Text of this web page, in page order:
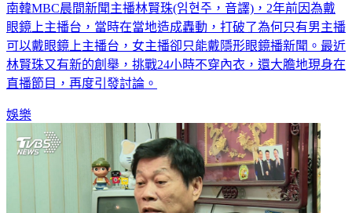
南韓MBC晨間新聞主播林賢珠(임현주，音譯)，2年前因為戴
眼鏡上主播台，當時在當地造成轟動，打破了為何只有男主播
可以戴眼鏡上主播台，女主播卻只能戴隱形眼鏡播新聞。最近
林賢珠又有新的創舉，挑戰24小時不穿內衣，還大膽地現身在
直播節目，再度引發討論。
娛樂